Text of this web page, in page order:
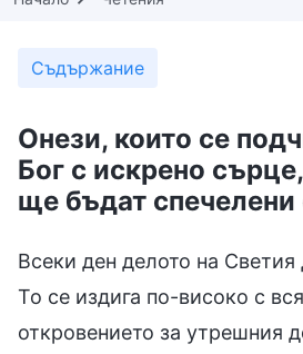
Съдържание
Онези, които се
Бог с искрено
ще бъдат спечелени
Всеки ден делото на
То се издига по-високо с
откровението за утрешния